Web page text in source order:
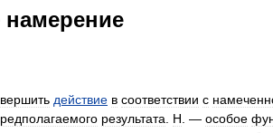
намерение
действие в соответствии с
результата Н . — особое